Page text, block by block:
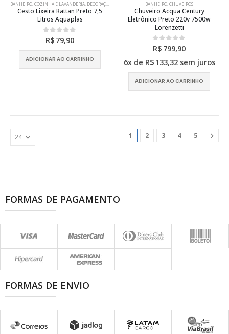
BANHEIRO COZINHA E LAVANDERIA DECORAÇÃO
Cesto Lixeira Rattan Preto 7,5
Litros Aquaplas
0out of 5
R$ 79,90
ADICIONAR AO CARRINHO
BANHEIRO CHUVEIROS
Chuveiro Acqua Century
Eletrônico Preto 220v 7500w
Lorenzetti
0out of 5
R$ 799,90
6x de R$ 133,32 sem juros
ADICIONAR AO CARRINHO
1 2 3 4 5
FORMAS DE PAGAMENTO
FORMAS DE ENVIO